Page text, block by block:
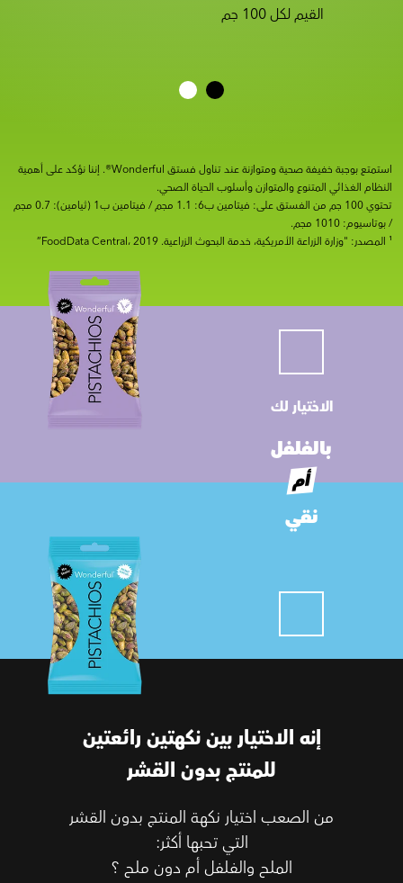
القيم لكل 100 جم
استمتع بوجبة خفيفة صحية ومتوازنة عند تناول فستق Wonderful®. إننا نؤكد على أهمية
النظام الغذائي المتنوع والمتوازن وأسلوب الحياة الصحي.
تحتوي 100 جم من الفستق على: فيتامين ب6: 1.1 مجم / فيتامين ب1 (ثيامين): 0.7 مجم
/ بوتاسيوم: 1010 مجم.
¹ المصدر: "وزارة الزراعة الأمريكية، خدمة البحوث الزراعية. FoodData Central، 2019”
الاختيار لك
بالفلفل
أم
نقي
إنه الاختيار بين نكهتين رائعتين
للمنتج بدون القشر
من الصعب اختيار نكهة المنتج بدون القشر
التي تحبها أكثر:
الملح والفلفل أم دون ملح ؟